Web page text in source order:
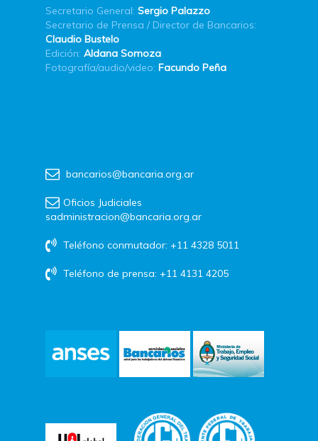
Secretario General: Sergio Palazzo
Secretario de Prensa / Director de Bancarios:
Claudio Bustelo
Edición: Aldana Somoza
Fotografía/audio/video: Facundo Peña
bancarios@bancaria.org.ar
Oficios Judiciales
sadministracion@bancaria.org.ar
Teléfono conmutador: +11 4328 5011
Teléfono de prensa: +11 4131 4205